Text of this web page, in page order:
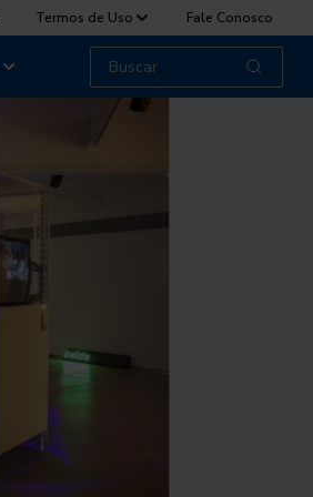
Termos de Uso Fale Conosco